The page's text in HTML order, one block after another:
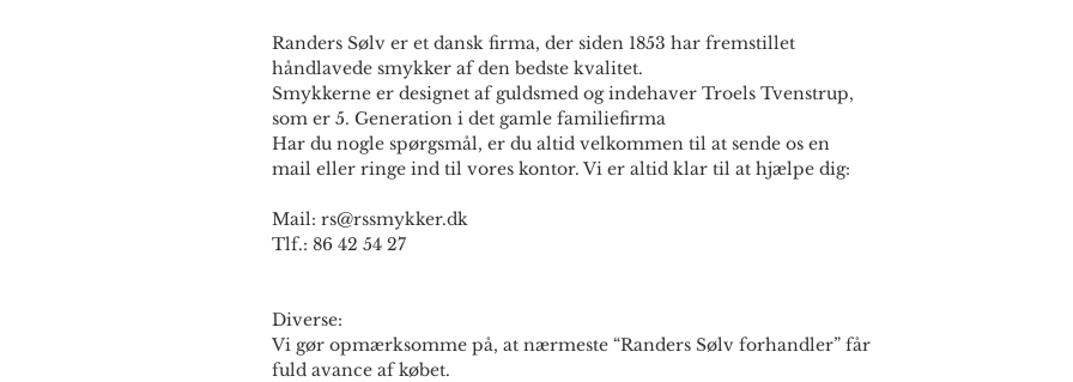
Randers Sølv er et dansk firma, der siden 1853 har fremstillet
håndlavede smykker af den bedste kvalitet.
Smykkerne er designet af guldsmed og indehaver Troels Tvenstrup,
som er 5. Generation i det gamle familiefirma
Har du nogle spørgsmål, er du altid velkommen til at sende os en
mail eller ringe ind til vores kontor. Vi er altid klar til at hjælpe dig:
Mail: rs@rssmykker.dk
Tlf.: 86 42 54 27
Diverse:
Vi gør opmærksomme på, at nærmeste “Randers Sølv forhandler” får
fuld avance af købet.